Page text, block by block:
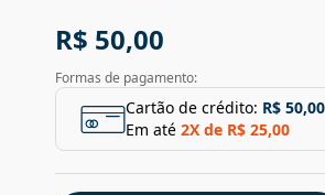
R$ 50,00
Formas de pagamento:
Cartão de crédito: R$ 50,00
Em até 2X de R$ 25,00